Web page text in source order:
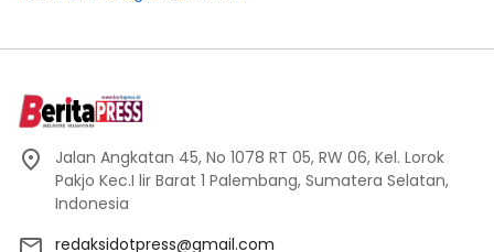
Jalan Angkatan 45, No 1078 RT 05, RW 06, Kel. Lorok
Pakjo Kec.I lir Barat 1 Palembang, Sumatera Selatan,
Indonesia
redaksidotpress@gmail.com